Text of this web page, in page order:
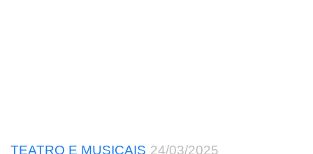
TEATRO E MUSICAIS 24/03/2025